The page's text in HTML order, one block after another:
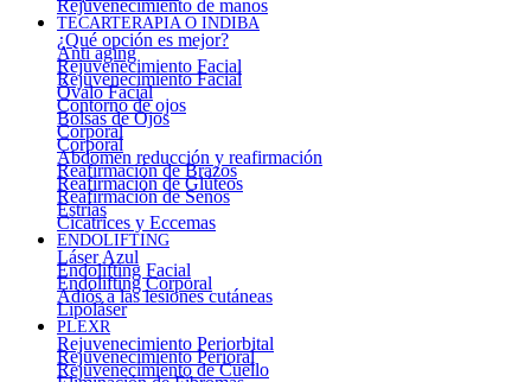
Rejuvenecimiento de manos
TECARTERAPIA O INDIBA
¿Qué opción es mejor?
Anti aging
Rejuvenecimiento Facial
Rejuvenecimiento Facial
Óvalo Facial
Contorno de ojos
Bolsas de Ojos
Corporal
Corporal
Abdomen reducción y reafirmación
Reafirmación de Brazos
Reafirmación de Glúteos
Reafirmación de Senos
Estrías
Cicatrices y Eccemas
ENDOLIFTING
Láser Azul
Endolifting Facial
Endolifting Corporal
Adiós a las lesiones cutáneas
Lipoláser
PLEXR
Rejuvenecimiento Periorbital
Rejuvenecimiento Perioral
Rejuvenecimiento de Cuello